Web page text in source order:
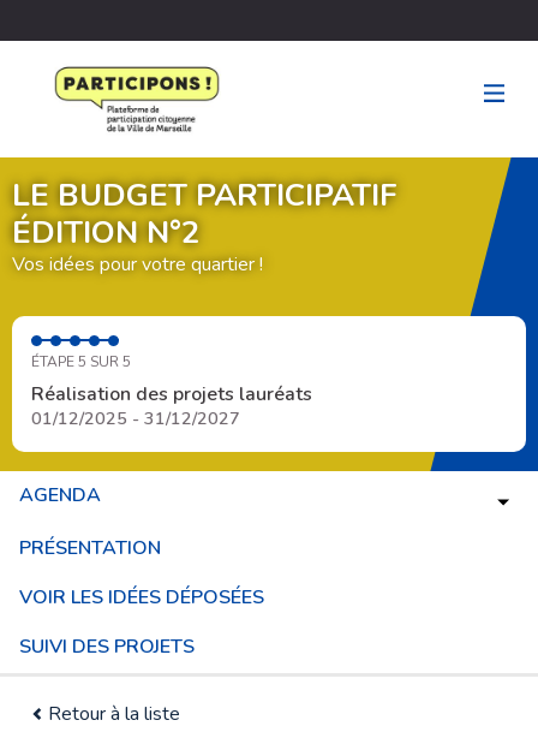
LE BUDGET PARTICIPATIF
ÉDITION N°2
Vos idées pour votre quartier !
ÉTAPE 5 SUR 5
Réalisation des projets lauréats
01/12/2025 - 31/12/2027
AGENDA
PRÉSENTATION
VOIR LES IDÉES DÉPOSÉES
SUIVI DES PROJETS
Retour à la liste